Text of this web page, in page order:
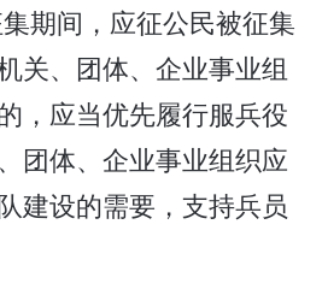
期间，应征公民被征集
关、团体、企业事业组
，应当优先履行服兵役
团体、企业事业组织应
建设的需要，支持兵员